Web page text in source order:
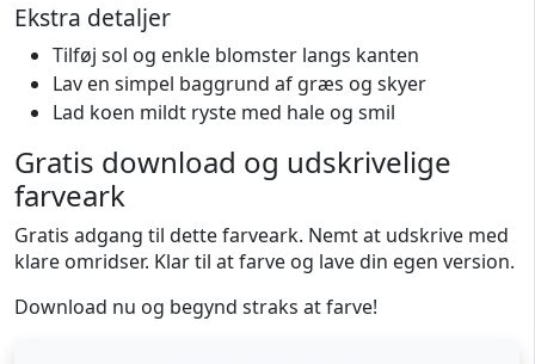
Ekstra detaljer
Tilføj sol og enkle blomster langs kanten
Lav en simpel baggrund af græs og skyer
Lad koen mildt ryste med hale og smil
Gratis download og udskrivelige
farveark
Gratis adgang til dette farveark. Nemt at udskrive med
klare omridser. Klar til at farve og lave din egen version.
Download nu og begynd straks at farve!